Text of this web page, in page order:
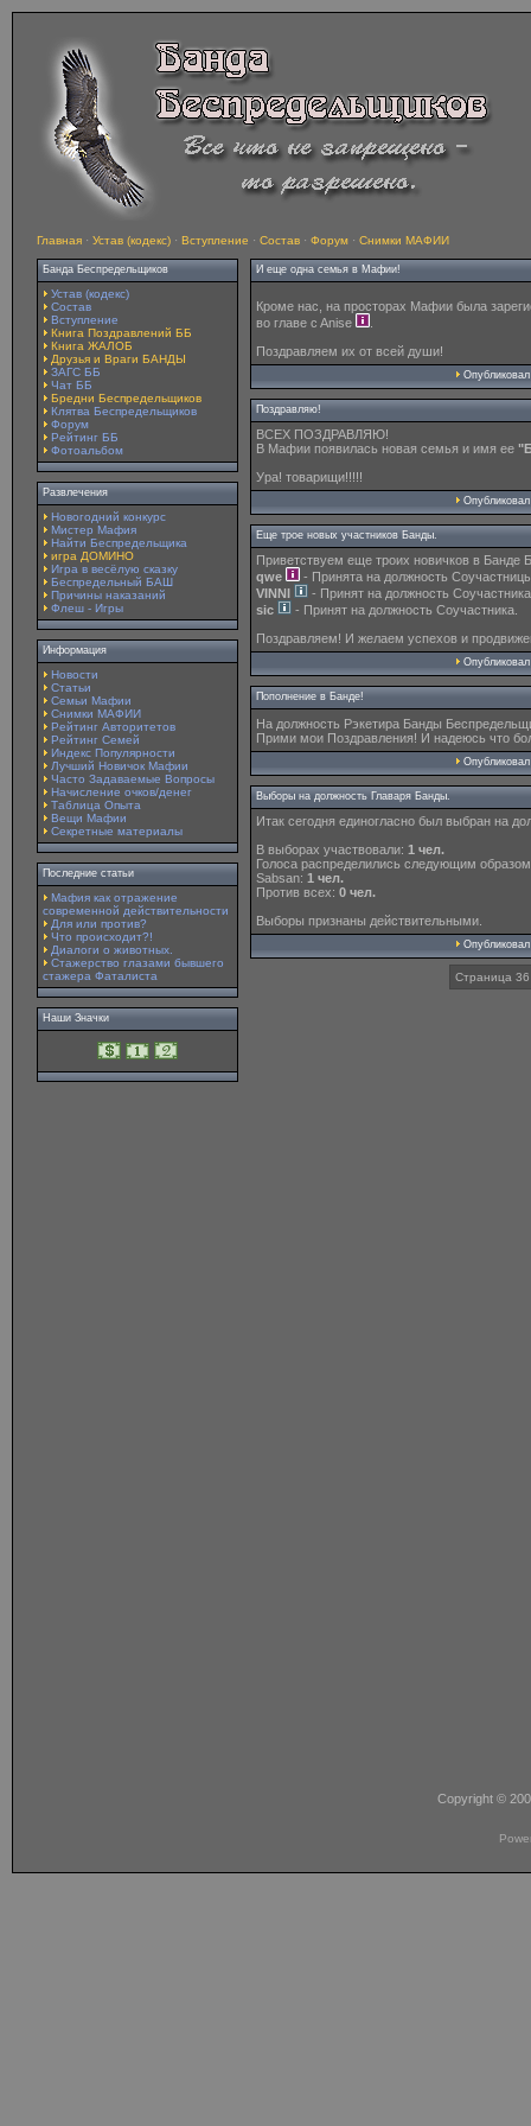
Главная · Устав (кодекс) · Вступление · Состав · Форум · Снимки МАФИИ
Банда Беспредельщиков
Устав (кодекс)
Состав
Вступление
Книга Поздравлений ББ
Книга ЖАЛОБ
Друзья и Враги БАНДЫ
ЗАГС ББ
Чат ББ
Бредни Беспредельщиков
Клятва Беспредельщиков
Форум
Рейтинг ББ
Фотоальбом
Развлечения
Новогодний конкурс
Мистер Мафия
Найти Беспредельщика
игра ДОМИНО
Игра в весёлую сказку
Беспредельный БАШ
Причины наказаний
Флеш - Игры
Информация
Новости
Статьи
Семьи Мафии
Снимки МАФИИ
Рейтинг Авторитетов
Рейтинг Семей
Индекс Популярности
Лучший Новичок Мафии
Часто Задаваемые Вопросы
Начисление очков/денег
Таблица Опыта
Вещи Мафии
Секретные материалы
Последние статьи
Мафия как отражение
современной действительности
Для или против?
Что происходит?!
Диалоги о животных.
Стажерство глазами бывшего
стажера Фаталиста
Наши Значки
И еще одна семья в Мафии!
Кроме нас, на просторах Мафии была
во главе c Anise
Поздравляем их от всей души!
Поздравляю!
ВСЕХ ПОЗДРАВЛЯЮ!
В Мафии появилась новая семья и имя ее
Ура! товарищи!!!!!
Еще трое новых участников Банды.
Приветствуем еще троих новичков в Банде
qwe
- Принята на должность
VINNI
- Принят на должность
sic
- Принят на должность Соучастника.
Поздравляем! И желаем успехов и
Пополнение в Банде!
На должность Рэкетира Банды
Прими мои Поздравления! И надеюсь что
Выборы на должность Главаря Банды.
Итак сегодня единогласно был выбран на
В выборах участвовали: 1 чел.
Голоса распределились следующим
Sabsan: 1 чел.
Против всех: 0 чел.
Выборы признаны действительными.
Страница
Copyright ©